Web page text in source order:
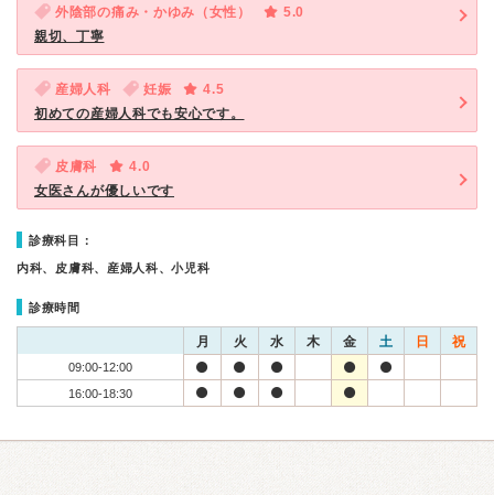
外陰部の痛み・かゆみ（女性）
5.0
親切、丁寧
産婦人科 妊娠
4.5
初めての産婦人科でも安心です。
皮膚科
4.0
女医さんが優しいです
診療科目：
内科、皮膚科、産婦人科、小児科
診療時間
月 火 水 木 金 土 日 祝
09:00-12:00
16:00-18:30